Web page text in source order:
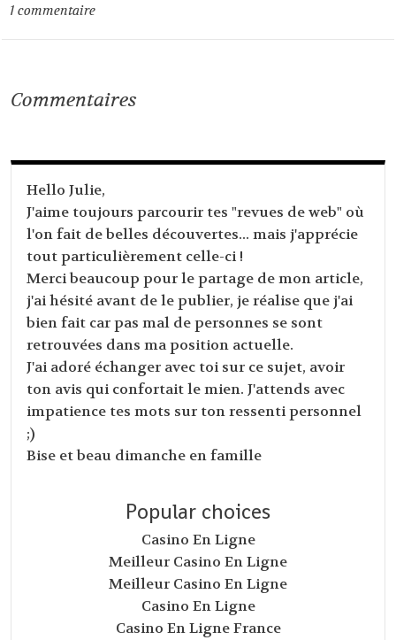
1 commentaire
Commentaires
Hello Julie,
J'aime toujours parcourir tes "revues de web" où
l'on fait de belles découvertes... mais j'apprécie
tout particulièrement celle-ci !
Merci beaucoup pour le partage de mon article,
j'ai hésité avant de le publier, je réalise que j'ai
bien fait car pas mal de personnes se sont
retrouvées dans ma position actuelle.
J'ai adoré échanger avec toi sur ce sujet, avoir
ton avis qui confortait le mien. J'attends avec
impatience tes mots sur ton ressenti personnel
;)
Bise et beau dimanche en famille
Popular choices
Casino En Ligne
Meilleur Casino En Ligne
Meilleur Casino En Ligne
Casino En Ligne
Casino En Ligne France